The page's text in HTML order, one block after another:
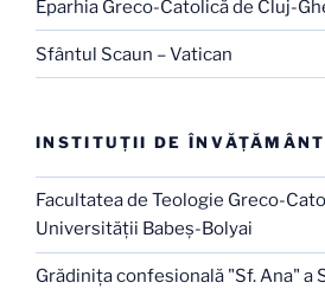
Eparhia Greco-Catolică de Cluj-
Sfântul Scaun – Vatican
INSTITUŢII DE
Facultatea de Teologie Greco-
Universităţii Babeş-Bolyai
Grădiniţa confesională "Sf. Ana" a